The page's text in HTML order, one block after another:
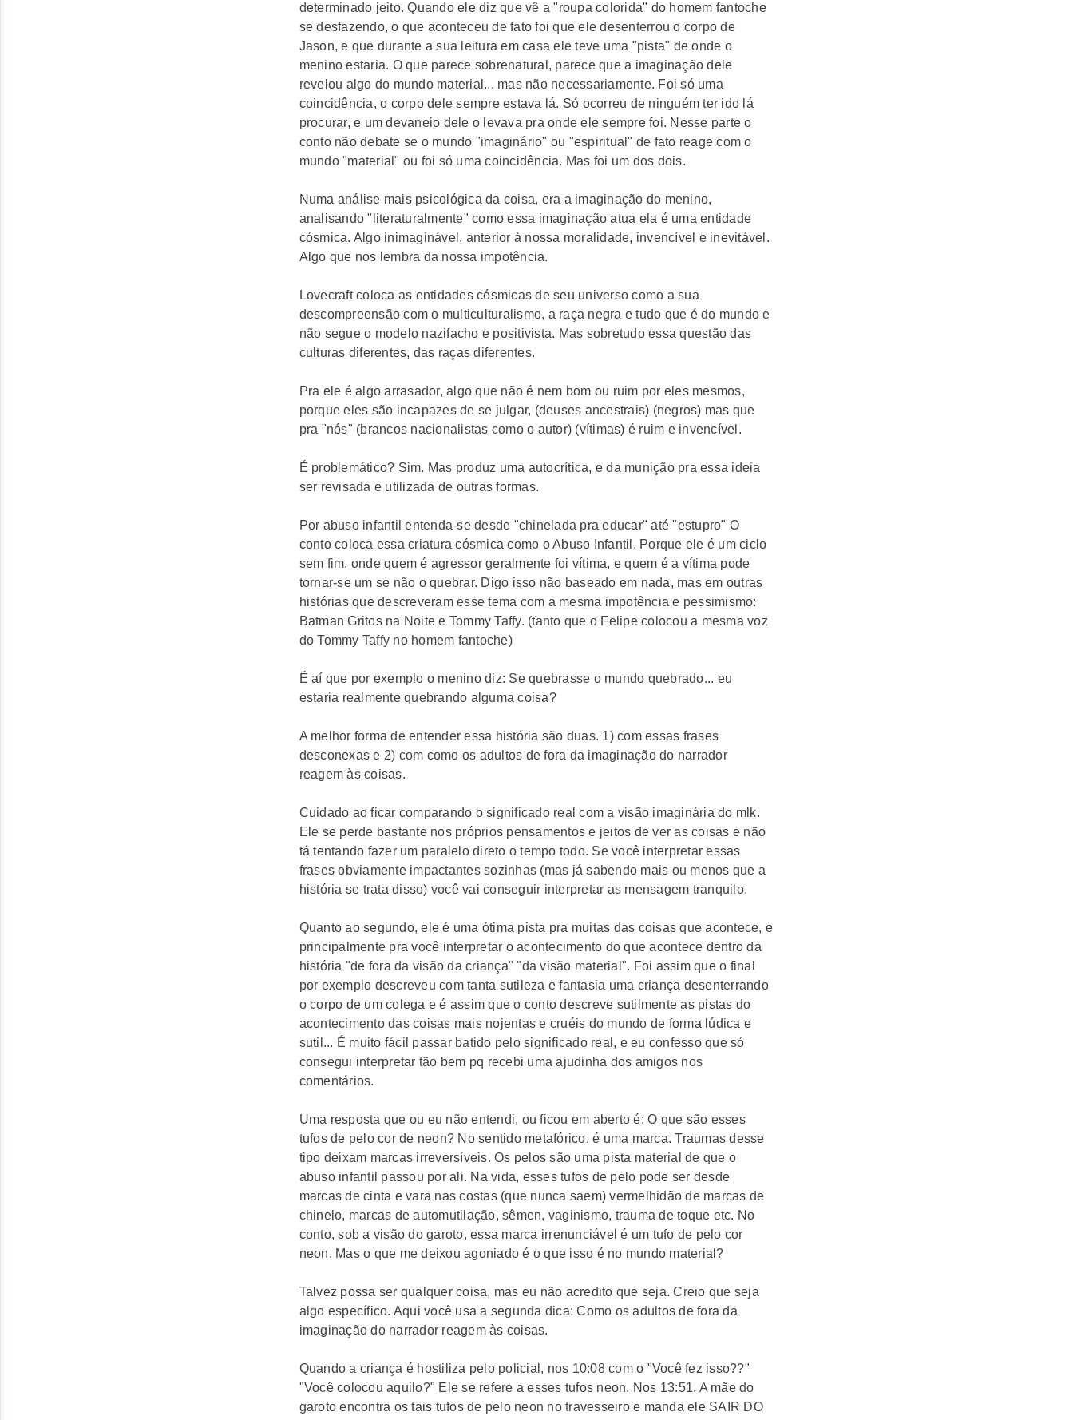
determinado jeito. Quando ele diz que vê a "roupa colorida" do homem fantoche
se desfazendo, o que aconteceu de fato foi que ele desenterrou o corpo de
Jason, e que durante a sua leitura em casa ele teve uma "pista" de onde o
menino estaria. O que parece sobrenatural, parece que a imaginação dele
revelou algo do mundo material... mas não necessariamente. Foi só uma
coincidência, o corpo dele sempre estava lá. Só ocorreu de ninguém ter ido lá
procurar, e um devaneio dele o levava pra onde ele sempre foi. Nesse parte o
conto não debate se o mundo "imaginário" ou "espiritual" de fato reage com o
mundo "material" ou foi só uma coincidência. Mas foi um dos dois.
Numa análise mais psicológica da coisa, era a imaginação do menino,
analisando "literaturalmente" como essa imaginação atua ela é uma entidade
cósmica. Algo inimaginável, anterior à nossa moralidade, invencível e inevitável.
Algo que nos lembra da nossa impotência.
Lovecraft coloca as entidades cósmicas de seu universo como a sua
descompreensão com o multiculturalismo, a raça negra e tudo que é do mundo e
não segue o modelo nazifacho e positivista. Mas sobretudo essa questão das
culturas diferentes, das raças diferentes.
Pra ele é algo arrasador, algo que não é nem bom ou ruim por eles mesmos,
porqueeles são incapazes de se julgar, (deuses ancestrais) (negros) mas que
pra "nós" (brancos nacionalistas como o autor) (vítimas) é ruim e invencível.
É problemático? Sim. Mas produz uma autocrítica, e da munição pra essa ideia
ser revisada e utilizada de outras formas.
Por abuso infantil entenda-se desde "chinelada pra educar" até "estupro" O
conto coloca essa criatura cósmica como o Abuso Infantil. Porque ele é um ciclo
sem fim, onde quem é agressor geralmente foi vítima, e quem é a vítima pode
tornar-se um se não o quebrar. Digo isso não baseado em nada, mas em outras
histórias que descreveram esse tema com a mesma impotência e pessimismo:
Batman Gritos na Noite e Tommy Taffy. (tanto que o Felipe colocou a mesma voz
do Tommy Taffy no homem fantoche)
É aí que por exemplo o menino diz: Se quebrasse o mundo quebrado... eu
estaria realmente quebrando alguma coisa?
A melhor forma de entender essa história são duas. 1) com essas frases
desconexas e 2) com como os adultos de fora da imaginação do narrador
reagem às coisas.
Cuidado ao ficar comparando o significado real com a visão imaginária do mlk.
Ele se perde bastante nos próprios pensamentos e jeitos de ver as coisas e não
tá tentando fazer um paralelo direto o tempo todo. Se você interpretar essas
frases obviamente impactantes sozinhas (mas já sabendo mais ou menos que a
história se trata disso) você vai conseguir interpretar as mensagem tranquilo.
Quanto ao segundo, ele é uma ótima pista pra muitas das coisas que acontece, e
principalmente pra você interpretar o acontecimento do que acontece dentro da
história "de fora da visão da criança" "da visão material". Foi assim que o final
por exemplo descreveu com tanta sutileza e fantasia uma criança desenterrando
o corpo de um colega e é assim que o conto descreve sutilmente as pistas do
acontecimento das coisas mais nojentas e cruéis do mundo de forma lúdica e
sutil... É muito fácil passar batido pelo significado real, e eu confesso que só
consegui interpretar tão bem pq recebi uma ajudinha dos amigos nos
comentários.
Uma resposta que ou eu não entendi, ou ficou em aberto é: O que são esses
tufos de pelo cor de neon? No sentido metafórico, é uma marca. Traumas desse
tipo deixam marcas irreversíveis. Os pelos são uma pista material de que o
abuso infantil passou por ali. Na vida, esses tufos de pelo pode ser desde
marcas de cinta e vara nas costas (que nunca saem) vermelhidão de marcas de
chinelo, marcas de automutilação, sêmen, vaginismo, trauma de toque etc. No
conto, sob a visão do garoto, essa marca irrenunciável é um tufo de pelo cor
neon. Mas o que me deixou agoniado é o que isso é no mundo material?
Talvez possa ser qualquer coisa, mas eu não acredito que seja. Creio que seja
algo específico. Aqui você usa a segunda dica: Como os adultos de fora da
imaginação do narrador reagem às coisas.
Quando a criança é hostiliza pelo policial, nos 10:08 com o "Você fez isso??"
"Você colocou aquilo?" Ele se refere a esses tufos neon. Nos 13:51. A mãe do
garoto encontra os tais tufos de pelo neon no travesseiro e manda ele SAIR DO